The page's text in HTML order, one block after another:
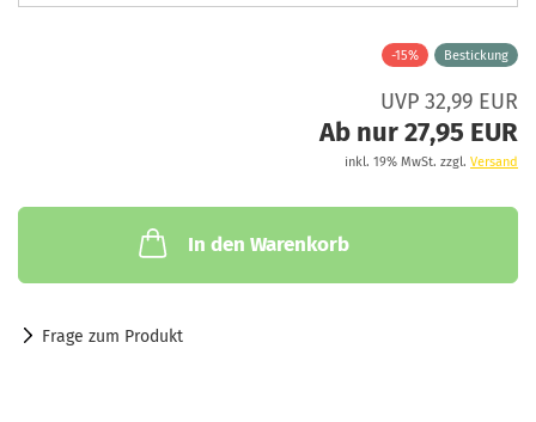
-15% Bestickung
UVP 32,99 EUR
Ab nur 27,95 EUR
inkl. 19% MwSt. zzgl. Versand
In den Warenkorb
Frage zum Produkt